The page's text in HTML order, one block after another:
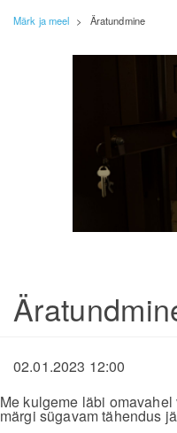
Märk ja meel > Äratundmine
02.01.2023 12:00
Me kulgeme läbi
märgi sügavam tähendus